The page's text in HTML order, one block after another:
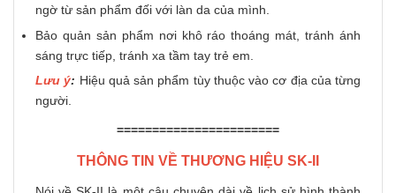
ngờ từ sản phẩm đối với làn da của mình.
Bảo quản sản phẩm nơi khô ráo thoáng mát, tránh ánh
sáng trực tiếp, tránh xa tầm tay trẻ em.
Lưu ý: Hiệu quả sản phẩm tùy thuộc vào cơ địa của từng
người.
=======================
THÔNG TIN VỀ THƯƠNG HIỆU SK-II